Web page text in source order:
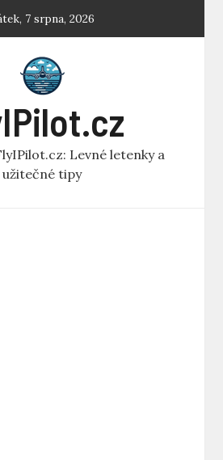
7 srpna, 2026
Levné letenky a
užitečné tipy